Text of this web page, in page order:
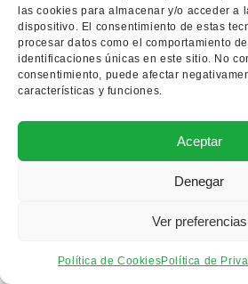
las cookies para almacenar y/o acceder a
dispositivo. El consentimiento de estas
procesar datos como el comportamiento
identificaciones únicas en este sitio. No
consentimiento, puede afectar
características y funciones.
Aceptar
Denegar
Ver preferencias
Política de CookiesPolítica de
Amor de Dios
reformar
49.000€
Ver propiedad